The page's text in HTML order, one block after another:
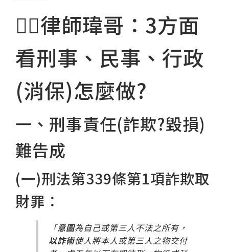
🧑‍⚖律師瑋哥：3方面
看刑事、民事、行政
(消保)怎麼做?
一、刑事責任(詐欺?毀損)
難告成
(一)刑法第339條第1項詐欺取
財罪：
「意圖為自己或第三人不法之所有，
以詐術使人將本人或第三人之物交付